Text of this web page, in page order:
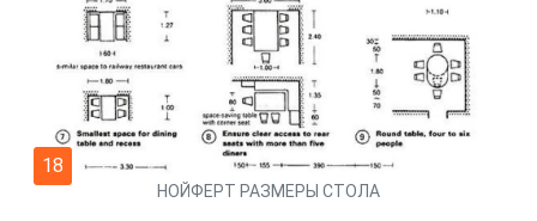
18
НОЙФЕРТ РАЗМЕРЫ СТОЛА